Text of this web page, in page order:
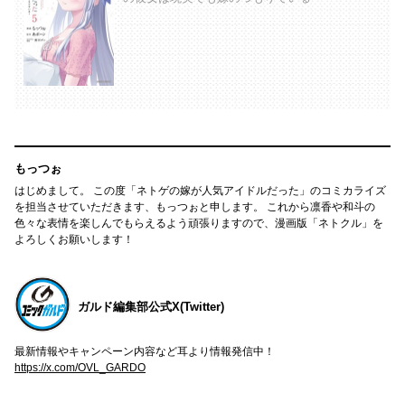
もっつぉ
はじめまして。 この度「ネトゲの嫁が人気アイドルだった」のコミカライズ
を担当させていただきます、もっつぉと申します。 これから凛香や和斗の
色々な表情を楽しんでもらえるよう頑張りますので、漫画版「ネトクル」を
よろしくお願いします！
ガルド編集部公式X(Twitter)
最新情報やキャンペーン内容など耳より情報発信中！
https://x.com/OVL_GARDO